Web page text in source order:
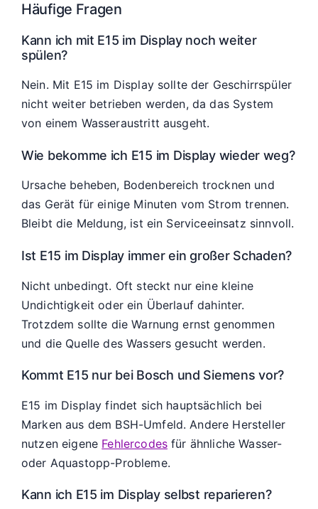
Häufige Fragen
Kann ich mit E15 im Display noch weiter
spülen?
Nein. Mit E15 im Display sollte der Geschirrspüler
nicht weiter betrieben werden, da das System
von einem Wasseraustritt ausgeht.
Wie bekomme ich E15 im Display wieder weg?
Ursache beheben, Bodenbereich trocknen und
das Gerät für einige Minuten vom Strom trennen.
Bleibt die Meldung, ist ein Serviceeinsatz sinnvoll.
Ist E15 im Display immer ein großer Schaden?
Nicht unbedingt. Oft steckt nur eine kleine
Undichtigkeit oder ein Überlauf dahinter.
Trotzdem sollte die Warnung ernst genommen
und die Quelle des Wassers gesucht werden.
Kommt E15 nur bei Bosch und Siemens vor?
E15 im Display findet sich hauptsächlich bei
Marken aus dem BSH-Umfeld. Andere Hersteller
nutzen eigene Fehlercodes für ähnliche Wasser-
oder Aquastopp-Probleme.
Kann ich E15 im Display selbst reparieren?